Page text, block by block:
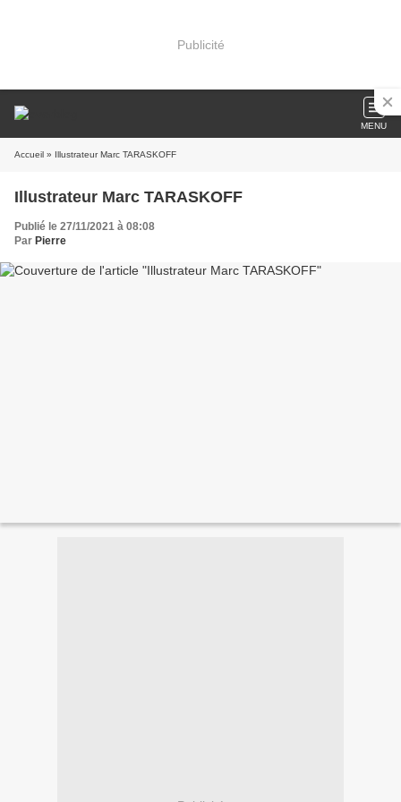
Publicité
MENU
Accueil » Illustrateur Marc TARASKOFF
Illustrateur Marc TARASKOFF
Publié le 27/11/2021 à 08:08
Par Pierre